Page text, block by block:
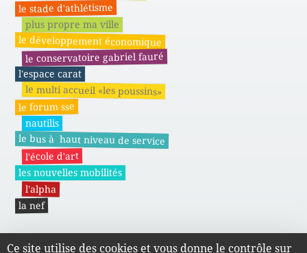
le stade d'athlétisme
plus propre ma ville
le développement économique
le conservatoire gabriel fauré
l'espace carat
le multi accueil «les poussins»
le forum sse
nautilis
le bus à haut niveau de service
l'école d'art
les nouvelles mobilités
l'alpha
la nef
Ce site utilise des cookies et vous donne le contrôle sur